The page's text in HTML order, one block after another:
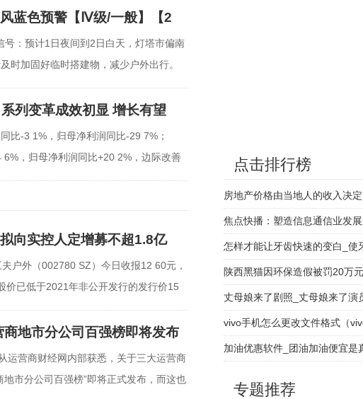
蓝色预警【Ⅳ级/一般】【2
号：预计1日夜间到2日白天，灯塔市偏南
时加固好临时搭建物，减少户外出行。
列变革成效初显 增长有望
比-3 1%，归母净利润同比-29 7%；
，归母净利润同比+20 2%，边际改善
向实控人定增募不超1.8亿
户外（002780 SZ）今日收报12 60元，
价已低于2021年非公开发行的发行价15
地市分公司百强榜即将发布
运营商财经网内部获悉，关于三大运营商
市分公司百强榜”即将正式发布，而这也
点击排行榜
房地产价格由当地人的收入决定
焦点快播：塑造信息通信业发
怎样才能让牙齿快速的变白_使
小妙招
陕西黑猫因环保造假被罚20万
拘留
丈母娘来了剧照_丈母娘来了演
vivo手机怎么更改文件格式（
文件格
加油优惠软件_团油加油便宜是
专题推荐